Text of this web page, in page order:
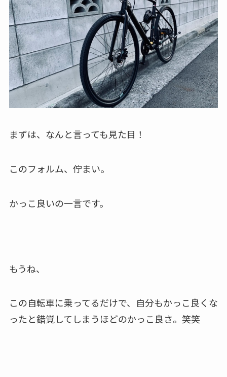
まずは、なんと言っても見た目！
このフォルム、佇まい。
かっこ良いの一言です。
もうね、
この自転車に乗ってるだけで、自分もかっこ良くな
ったと錯覚してしまうほどのかっこ良さ。笑笑